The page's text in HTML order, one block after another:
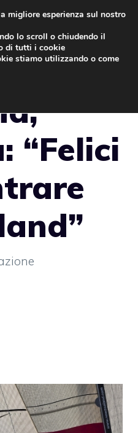
“Felici
migliore esperienza sul nostro
lo scroll o chiudendo il
di tutti i cookie
stiamo utilizzando o come